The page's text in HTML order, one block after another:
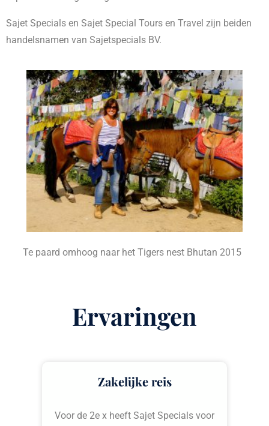
Sajet Specials en Sajet Special Tours en Travel zijn beiden
handelsnamen van Sajetspecials BV.
Te paard omhoog naar het Tigers nest Bhutan 2015
Ervaringen
Zakelijke reis
Voor de 2e x heeft Sajet Specials voor